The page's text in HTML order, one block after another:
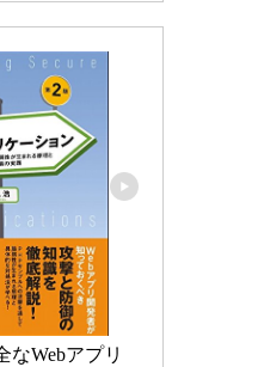
なWebアプリ